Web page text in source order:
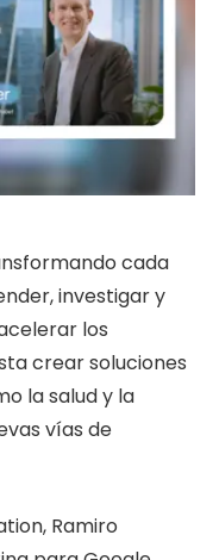
cada
investigar y
los
crear soluciones
la salud y la
vías de
Ramiro